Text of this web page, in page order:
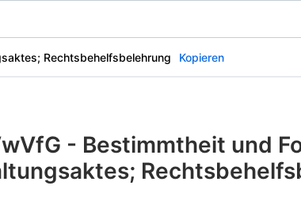
Rechtsbehelfsbelehrung Kopieren
- Bestimmtheit und